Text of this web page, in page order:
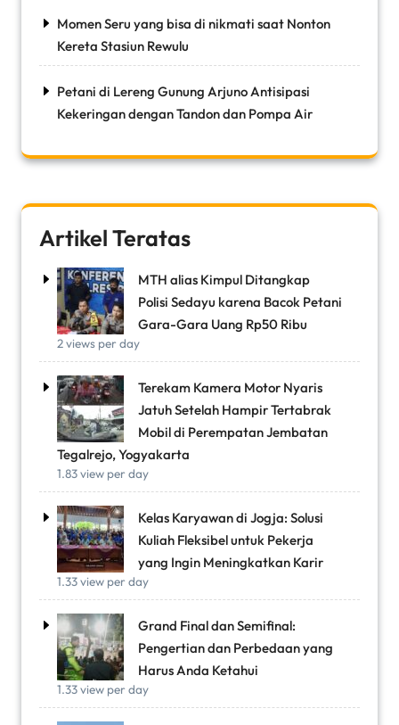
Momen Seru yang bisa di nikmati saat Nonton
Kereta Stasiun Rewulu
Petani di Lereng Gunung Arjuno Antisipasi
Kekeringan dengan Tandon dan Pompa Air
Artikel Teratas
MTH alias Kimpul Ditangkap
Polisi Sedayu karena Bacok Petani
Gara-Gara Uang Rp50 Ribu
2 views per day
Terekam Kamera Motor Nyaris
Jatuh Setelah Hampir Tertabrak
Mobil di Perempatan Jembatan
Tegalrejo, Yogyakarta
1.83 view per day
Kelas Karyawan di Jogja: Solusi
Kuliah Fleksibel untuk Pekerja
yang Ingin Meningkatkan Karir
1.33 view per day
Grand Final dan Semifinal:
Pengertian dan Perbedaan yang
Harus Anda Ketahui
1.33 view per day